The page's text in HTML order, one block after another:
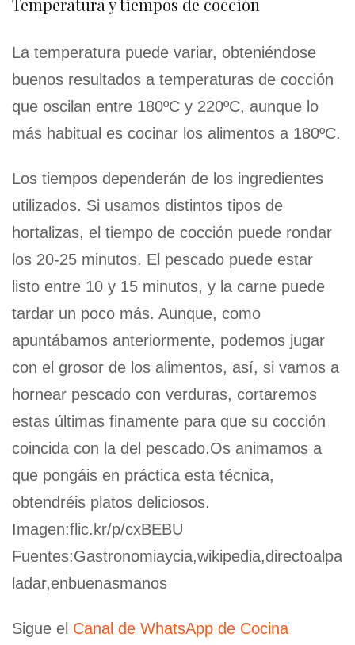
La temperatura puede variar, obteniéndose
buenos resultados a temperaturas de cocción
que oscilan entre 180ºC y 220ºC, aunque lo
más habitual es cocinar los alimentos a 180ºC.
Los tiempos dependerán de los ingredientes
utilizados. Si usamos distintos tipos de
hortalizas, el tiempo de cocción puede rondar
los 20-25 minutos. El pescado puede estar
listo entre 10 y 15 minutos, y la carne puede
tardar un poco más. Aunque, como
apuntábamos anteriormente, podemos jugar
con el grosor de los alimentos, así, si vamos a
hornear pescado con verduras, cortaremos
estas últimas finamente para que su cocción
coincida con la del pescado.Os animamos a
que pongáis en práctica esta técnica,
obtendréis platos deliciosos.
Imagen:flic.kr/p/cxBEBU
Fuentes:Gastronomiaycia,wikipedia,directoalpa
ladar,enbuenasmanos
Sigue el Canal de WhatsApp de Cocina